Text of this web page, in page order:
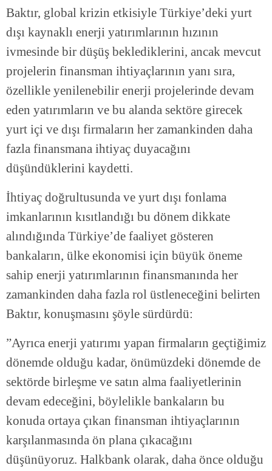
Baktır, global krizin etkisiyle Türkiye’deki yurt
dışı kaynaklı enerji yatırımlarının hızının
ivmesinde bir düşüş beklediklerini, ancak mevcut
projelerin finansman ihtiyaçlarının yanı sıra,
özellikle yenilenebilir enerji projelerinde devam
eden yatırımların ve bu alanda sektöre girecek
yurt içi ve dışı firmaların her zamankinden daha
fazla finansmana ihtiyaç duyacağını
düşündüklerini kaydetti.
İhtiyaç doğrultusunda ve yurt dışı fonlama
imkanlarının kısıtlandığı bu dönem dikkate
alındığında Türkiye’de faaliyet gösteren
bankaların, ülke ekonomisi için büyük öneme
sahip enerji yatırımlarının finansmanında her
zamankinden daha fazla rol üstleneceğini belirten
Baktır, konuşmasını şöyle sürdürdü:
”Ayrıca enerji yatırımı yapan firmaların geçtiğimiz
dönemde olduğu kadar, önümüzdeki dönemde de
sektörde birleşme ve satın alma faaliyetlerinin
devam edeceğini, böylelikle bankaların bu
konuda ortaya çıkan finansman ihtiyaçlarının
karşılanmasında ön plana çıkacağını
düşünüyoruz. Halkbank olarak, daha önce olduğu